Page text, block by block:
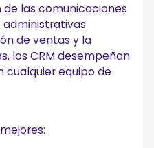
las comunicaciones
administrativas
de ventas y la
los CRM desempeñan
equipo de